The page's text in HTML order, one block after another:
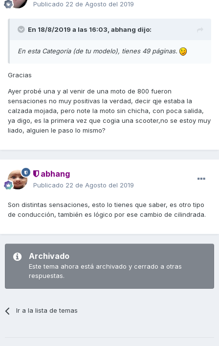
Publicado 22 de Agosto del 2019
En 18/8/2019 a las 16:03, abhang dijo:
En esta Categoría (de tu modelo), tienes 49 páginas.
Gracias
Ayer probé una y al venir de una moto de 800 fueron
sensaciones no muy positivas la verdad, decir qje estaba la
calzada mojada, pero note la moto sin chicha, con poca salida,
ya digo, es la primera vez que cogia una scooter,no se estoy muy
liado, alguien le paso lo mismo?
abhang
Publicado 22 de Agosto del 2019
Son distintas sensaciones, esto lo tienes que saber, es otro tipo
de conducción, también es lógico por ese cambio de cilindrada.
Archivado
Este tema ahora está archivado y cerrado a otras
respuestas.
Ir a la lista de temas